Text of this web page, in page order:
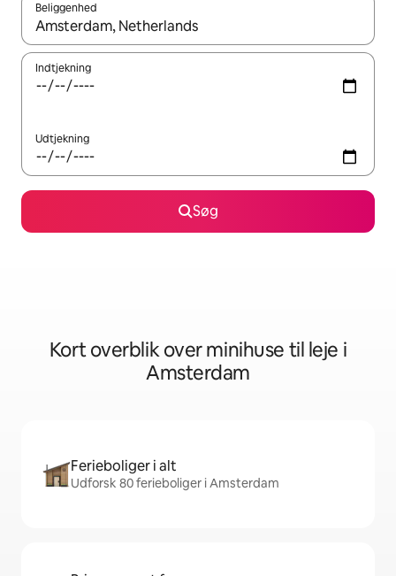
Beliggenhed
Når resultaterne er tilgængelige, skal du navigere med
Indtjekning
Udtjekning
Søg
Kort overblik over minihuse til leje i
Amsterdam
Ferieboliger i alt
Udforsk 80 ferieboliger i Amsterdam